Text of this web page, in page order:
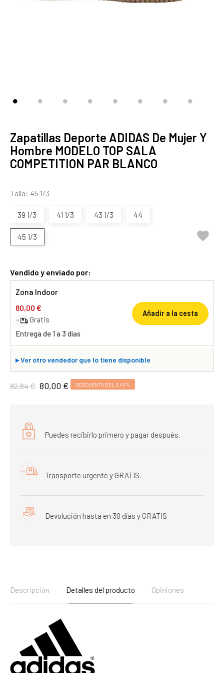
Zapatillas Deporte ADIDAS De Mujer Y
Hombre MODELO TOP SALA
COMPETITION PAR BLANCO
Talla: 45 1/3
39 1/3 41 1/3 43 1/3 44
45 1/3 
Vendido y enviado por:
Zona Indoor
80,00 €
Gratis
Entrega de 1 a 3 días
Añadir a la cesta
▸Ver otro vendedor que lo tiene disponible
82,84 € 80,00 € DESCUENTO DEL 3,43%
Puedes recibirlo primero y pagar después.
Transporte urgente y GRATIS.
Devolución hasta en 30 días y GRATIS
Descripción Detalles del producto Opiniones